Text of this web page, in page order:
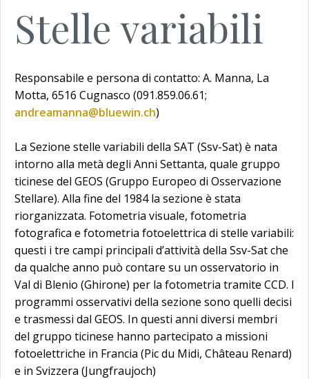
Stelle variabili
Responsabile e persona di contatto: A. Manna, La
Motta, 6516 Cugnasco (091.859.06.61;
andreamanna@bluewin.ch)
La Sezione stelle variabili della SAT (Ssv-Sat) è nata
intorno alla metà degli Anni Settanta, quale gruppo
ticinese del GEOS (Gruppo Europeo di Osservazione
Stellare). Alla fine del 1984 la sezione è stata
riorganizzata. Fotometria visuale, fotometria
fotografica e fotometria fotoelettrica di stelle variabili:
questi i tre campi principali d’attività della Ssv-Sat che
da qualche anno può contare su un osservatorio in
Val di Blenio (Ghirone) per la fotometria tramite CCD. I
programmi osservativi della sezione sono quelli decisi
e trasmessi dal GEOS. In questi anni diversi membri
del gruppo ticinese hanno partecipato a missioni
fotoelettriche in Francia (Pic du Midi, Château Renard)
e in Svizzera (Jungfraujoch)